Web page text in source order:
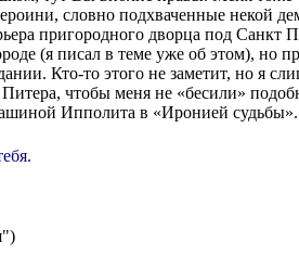
словно подхваченные некой
пригородного дворца под Санкт
(я писал в теме уже об этом), но
Кто-то этого не заметит, но я
чтобы меня не «бесили»
Ипполита в «Иронией